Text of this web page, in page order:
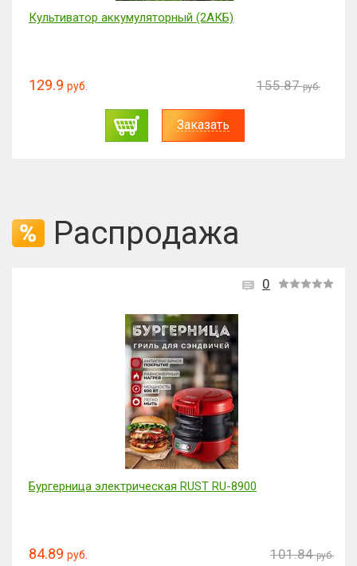
Культиватор аккумуляторный (2АКБ)
129.9 руб. 155.87 руб.
Заказать
Распродажа
руб.
26
Шторы для кухни Вика (2,80*1,75)